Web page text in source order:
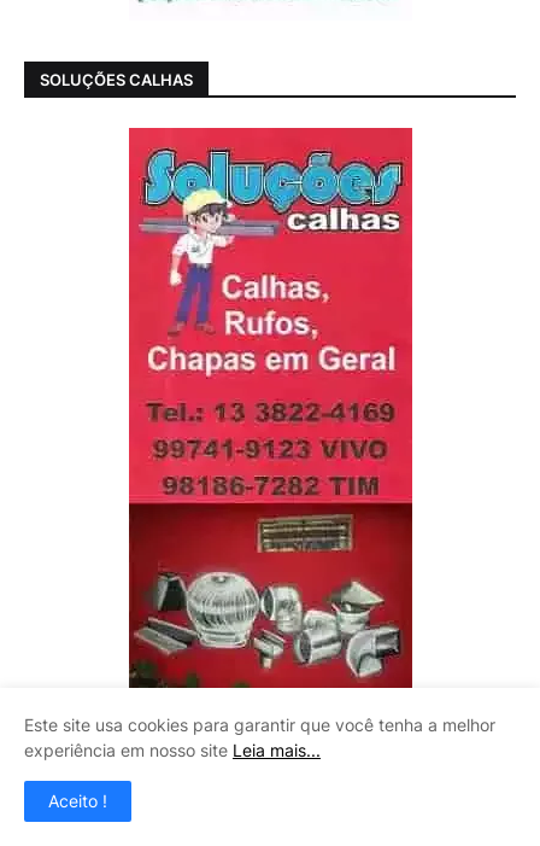
SOLUÇÕES CALHAS
LITOMAQ
Este site usa cookies para garantir que você tenha a melhor
experiência em nosso site Leia mais...
Aceito !